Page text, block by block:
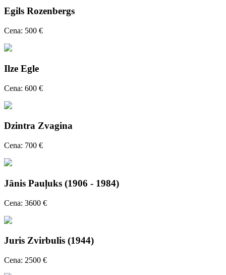
Egils Rozenbergs
Cena: 500 €
Ilze Egle
Cena: 600 €
Dzintra Zvagina
Cena: 700 €
Jānis Pauļuks (1906 - 1984)
Cena: 3600 €
Juris Zvirbulis (1944)
Cena: 2500 €